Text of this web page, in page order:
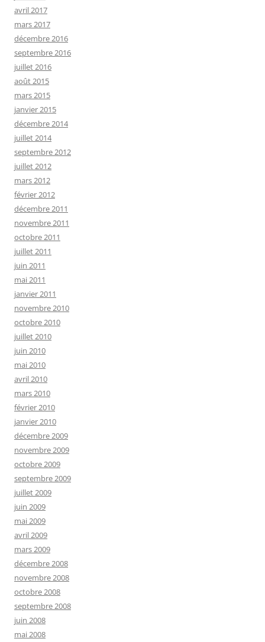
avril 2017
mars 2017
décembre 2016
septembre 2016
juillet 2016
août 2015
mars 2015
janvier 2015
décembre 2014
juillet 2014
septembre 2012
juillet 2012
mars 2012
février 2012
décembre 2011
novembre 2011
octobre 2011
juillet 2011
juin 2011
mai 2011
janvier 2011
novembre 2010
octobre 2010
juillet 2010
juin 2010
mai 2010
avril 2010
mars 2010
février 2010
janvier 2010
décembre 2009
novembre 2009
octobre 2009
septembre 2009
juillet 2009
juin 2009
mai 2009
avril 2009
mars 2009
décembre 2008
novembre 2008
octobre 2008
septembre 2008
juin 2008
mai 2008